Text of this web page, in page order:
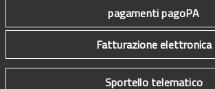
pagamenti pagoPA
Fatturazione elettronica
Sportello telematico